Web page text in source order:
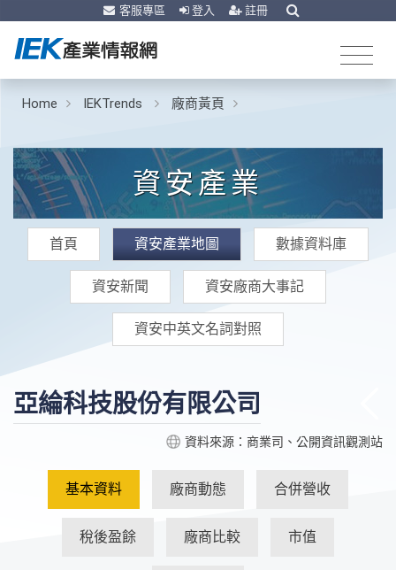
客服專區 登入 註冊
Home IEKTrends 廠商黃頁
資安產業
首頁 資安產業地圖 數據資料庫
資安新聞 資安廠商大事記
資安中英文名詞對照
亞綸科技股份有限公司
資料來源：商業司、公開資訊觀測站
基本資料 廠商動態 合併營收
稅後盈餘 廠商比較 市值